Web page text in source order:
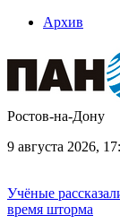
Архив
Ростов-на-Дону
9 августа 2026,
Учёные
время шторма